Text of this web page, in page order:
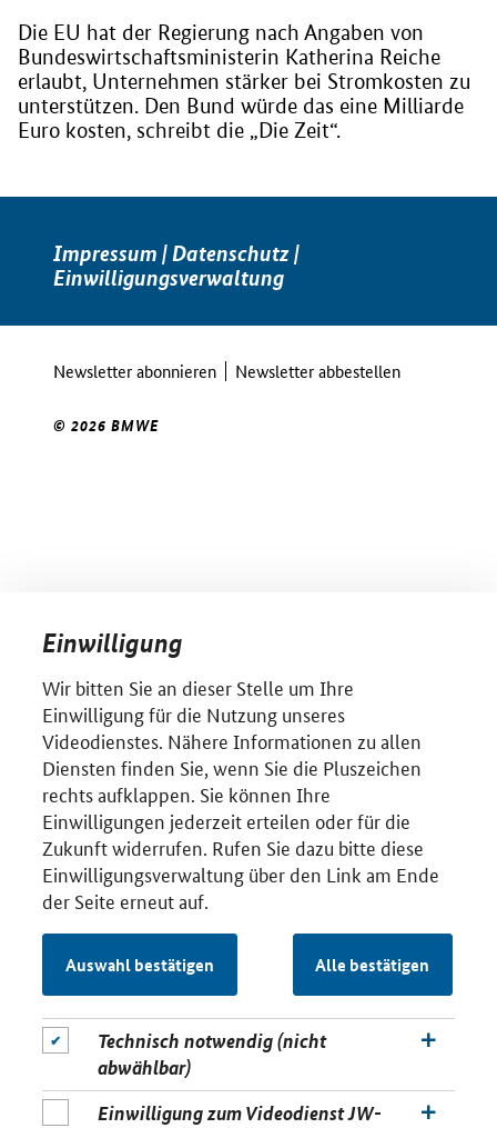
Die EU hat der Regierung nach Angaben von
Bundeswirtschaftsministerin Katherina Reiche
erlaubt, Unternehmen stärker bei Stromkosten zu
unterstützen. Den Bund würde das eine Milliarde
Euro kosten, schreibt die „Die Zeit“.
Impressum |Datenschutz|
Einwilligungsverwaltung
Newsletter abonnieren Newsletter abbestellen
© 2026 BMWE
Einwilligung
Wir bitten Sie an dieser Stelle um Ihre
Einwilligung für die Nutzung unseres
Videodienstes. Nähere Informationen zu allen
Diensten finden Sie, wenn Sie die Pluszeichen
rechts aufklappen. Sie können Ihre
Einwilligungen jederzeit erteilen oder für die
Zukunft widerrufen. Rufen Sie dazu bitte diese
Einwilligungsverwaltung über den Link am Ende
der Seite erneut auf.
Auswahl bestätigen Alle bestätigen
Technisch notwendig (nicht
abwählbar)
Einwilligung zum Videodienst JW-